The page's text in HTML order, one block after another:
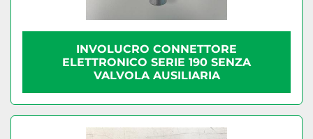
INVOLUCRO CONNETTORE
ELETTRONICO SERIE 190 SENZA
VALVOLA AUSILIARIA